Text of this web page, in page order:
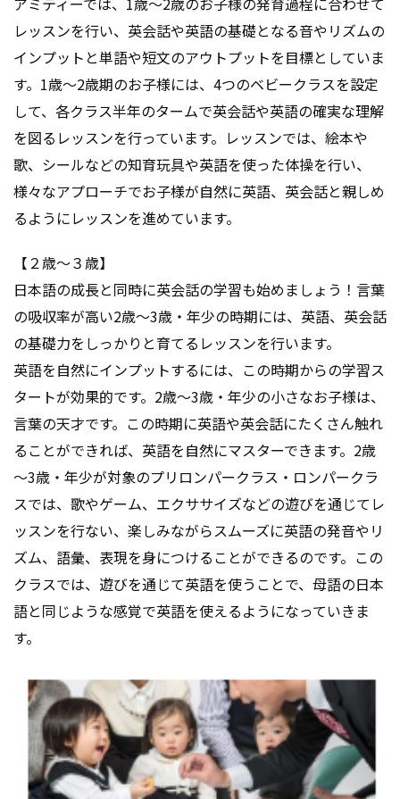
レッスンを行い、英会話や英語の基礎となる音やリズムの
インプットと単語や短文のアウトプットを目標としていま
す。1歳～2歳期のお子様には、4つのベビークラスを設定
して、各クラス半年のタームで英会話や英語の確実な理解
を図るレッスンを行っています。レッスンでは、絵本や
歌、シールなどの知育玩具や英語を使った体操を行い、
様々なアプローチでお子様が自然に英語、英会話と親しめ
るようにレッスンを進めています。
【２歳～３歳】
日本語の成長と同時に英会話の学習も始めましょう！言葉
の吸収率が高い2歳～3歳・年少の時期には、英語、英会話
の基礎力をしっかりと育てるレッスンを行います。
英語を自然にインプットするには、この時期からの学習ス
タートが効果的です。2歳～3歳・年少の小さなお子様は、
言葉の天才です。この時期に英語や英会話にたくさん触れ
ることができれば、英語を自然にマスターできます。2歳
～3歳・年少が対象のプリロンパークラス・ロンパークラ
スでは、歌やゲーム、エクササイズなどの遊びを通じてレ
ッスンを行ない、楽しみながらスムーズに英語の発音やリ
ズム、語彙、表現を身につけることができるのです。この
クラスでは、遊びを通じて英語を使うことで、母語の日本
語と同じような感覚で英語を使えるようになっていきま
す。